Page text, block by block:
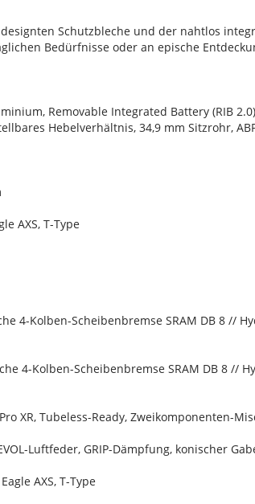
Schutzbleche und der nahtlos
Bedürfnisse oder an epische
Removable Integrated Battery (RIB
Hebelverhältnis, 34,9 mm Sitzrohr,
AXS, T-Type
4-Kolben-Scheibenbremse SRAM DB 8 //
4-Kolben-Scheibenbremse SRAM DB 8 //
XR, Tubeless-Ready, Zweikomponenten-
Luftfeder, GRIP-Dämpfung, konischer
AXS, T-Type